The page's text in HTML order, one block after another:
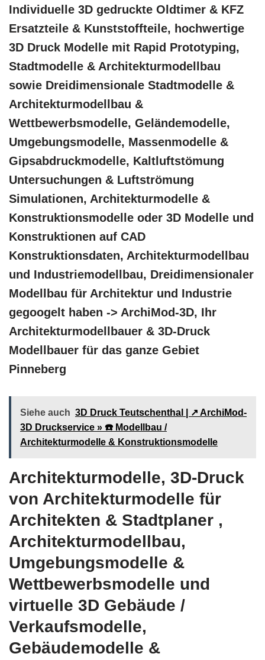
Individuelle 3D gedruckte Oldtimer & KFZ
Ersatzteile & Kunststoffteile, hochwertige
3D Druck Modelle mit Rapid Prototyping,
Stadtmodelle & Architekturmodellbau
sowie Dreidimensionale Stadtmodelle &
Architekturmodellbau &
Wettbewerbsmodelle, Geländemodelle,
Umgebungsmodelle, Massenmodelle &
Gipsabdruckmodelle, Kaltluftstömung
Untersuchungen & Luftströmung
Simulationen, Architekturmodelle &
Konstruktionsmodelle oder 3D Modelle und
Konstruktionen auf CAD
Konstruktionsdaten, Architekturmodellbau
und Industriemodellbau, Dreidimensionaler
Modellbau für Architektur und Industrie
gegoogelt haben -> ArchiMod-3D, Ihr
Architekturmodellbauer & 3D-Druck
Modellbauer für das ganze Gebiet
Pinneberg
Siehe auch 3D Druck Teutschenthal | ↗️ ArchiMod-
3D Druckservice » ☎️ Modellbau /
Architekturmodelle & Konstruktionsmodelle
Architekturmodelle, 3D-Druck
von Architekturmodelle für
Architekten & Stadtplaner ,
Architekturmodellbau,
Umgebungsmodelle &
Wettbewerbsmodelle und
virtuelle 3D Gebäude /
Verkaufsmodelle,
Gebäudemodelle &